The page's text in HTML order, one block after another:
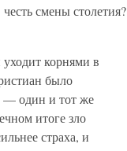
смены столетия?
корнями в
было
— один и тот же
итоге зло
страха, и